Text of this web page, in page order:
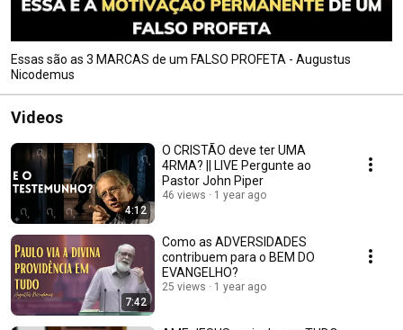
Essas são as 3 MARCAS de um FALSO PROFETA - Augustus
Nicodemus
Videos
4:12
O CRISTÃO deve ter UMA
4RMA? || LIVE Pergunte ao
Pastor John Piper
46 views 1 year ago
7:42
Como as ADVERSIDADES
contribuem para o BEM DO
EVANGELHO?
25 views 1 year ago